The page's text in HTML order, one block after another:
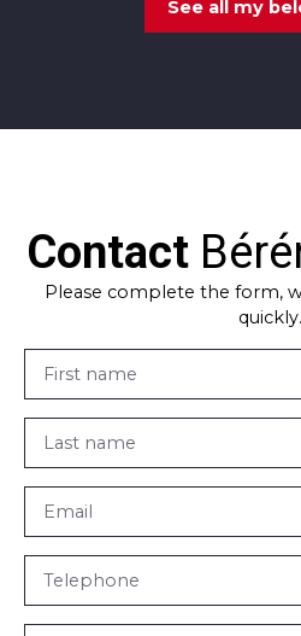
See all my
Contact
Please complete the form,
quickly.
First name
Last name
Email
Telephone